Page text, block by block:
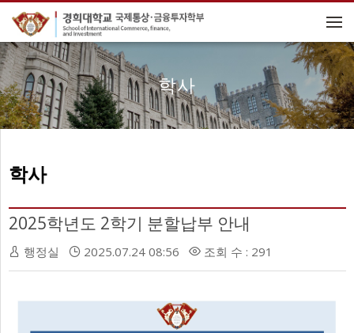
메뉴 건너뛰기
학사
학사
2025학년도 2학기 분할납부 안내
행정실 2025.07.24 08:56 조회 수 : 291